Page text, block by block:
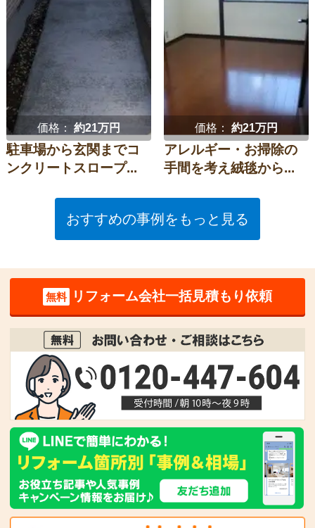
価格：約21万円
駐車場から玄関までコ
ンクリートスロープ...
価格： 約21万円
アレルギー・お掃除の
手間を考え絨毯から...
おすすめの事例をもっと見る
無料 リフォーム会社一括見積もり依頼